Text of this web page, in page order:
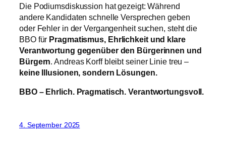
Die Podiumsdiskussion hat gezeigt: Während
andere Kandidaten schnelle Versprechen geben
oder Fehler in der Vergangenheit suchen, steht die
BBO für Pragmatismus, Ehrlichkeit und klare
Verantwortung gegenüber den Bürgerinnen und
Bürgern . Andreas Korff bleibt seiner Linie treu –
keine Illusionen, sondern Lösungen.
BBO – Ehrlich. Pragmatisch. Verantwortungsvoll.
4. September 2025